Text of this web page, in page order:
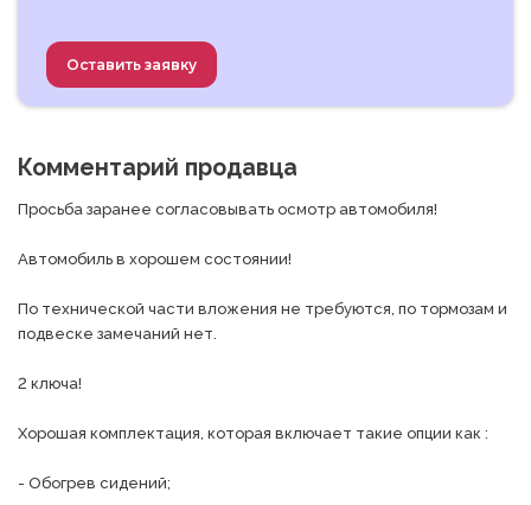
Оставить заявку
Комментарий продавца
Просьба заранее согласовывать осмотр автомобиля!
Автомобиль в хорошем состоянии!
По технической части вложения не требуются, по тормозам и
подвеске замечаний нет.
2 ключа!
Хорошая комплектация, которая включает такие опции как :
- Обогрев сидений;